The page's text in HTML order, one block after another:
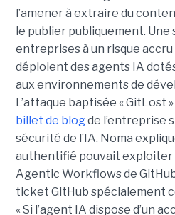
l’amener à extraire du
le publier publiquement.
entreprises à un risque accru
déploient des agents IA
aux environnements de
L’attaque baptisée « GitLost
billet de blogde l’entreprise
sécurité de l’IA. Noma
authentifié pouvait exploiter
Agentic Workflows de
ticket GitHub spécialement
« Si l’agent IA dispose d’un